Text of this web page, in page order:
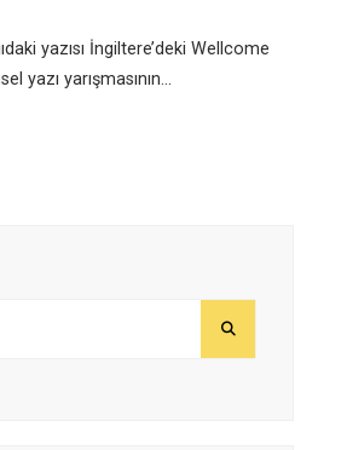
yazısı İngiltere’deki Wellcome
yazı yarışmasının...